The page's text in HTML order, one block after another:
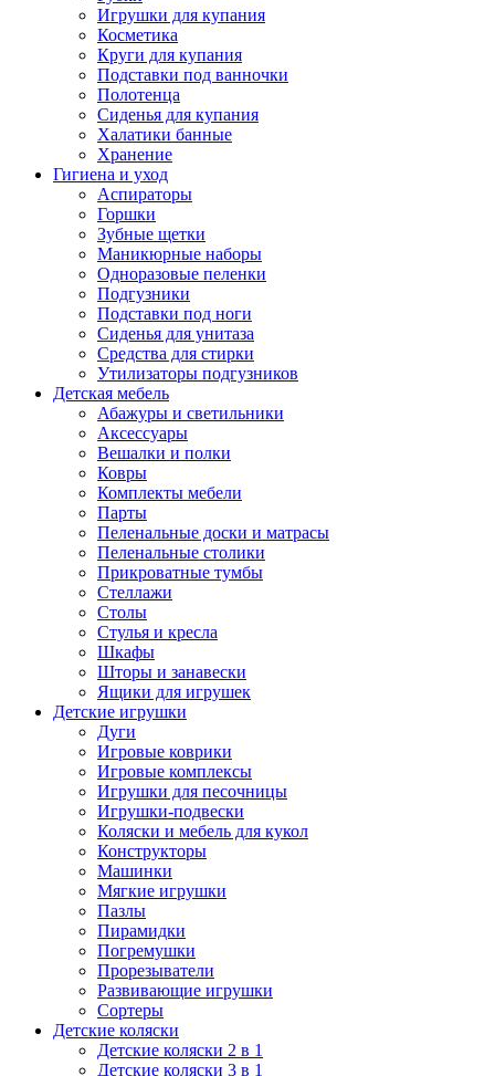
Игрушки для купания
Косметика
Круги для купания
Подставки под ванночки
Полотенца
Сиденья для купания
Халатики банные
Хранение
Гигиена и уход
Аспираторы
Горшки
Зубные щетки
Маникюрные наборы
Одноразовые пеленки
Подгузники
Подставки под ноги
Сиденья для унитаза
Средства для стирки
Утилизаторы подгузников
Детская мебель
Абажуры и светильники
Аксессуары
Вешалки и полки
Ковры
Комплекты мебели
Парты
Пеленальные доски и матрасы
Пеленальные столики
Прикроватные тумбы
Стеллажи
Столы
Стулья и кресла
Шкафы
Шторы и занавески
Ящики для игрушек
Детские игрушки
Дуги
Игровые коврики
Игровые комплексы
Игрушки для песочницы
Игрушки-подвески
Коляски и мебель для кукол
Конструкторы
Машинки
Мягкие игрушки
Пазлы
Пирамидки
Погремушки
Прорезыватели
Развивающие игрушки
Сортеры
Детские коляски
Детские коляски 2 в 1
Детские коляски 3 в 1